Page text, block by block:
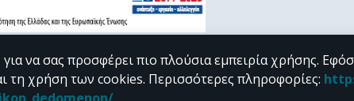
να σας προσφέρει πιο πλούσια εμπειρία χρήσης.
τη χρήση των cookies. Περισσότερες πληροφορίες: